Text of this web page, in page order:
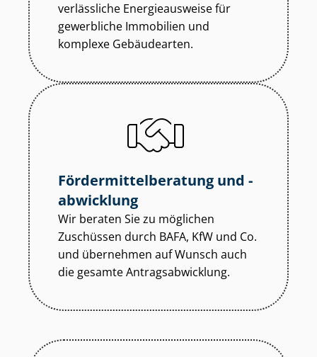
verlässliche Energieausweise für
gewerbliche Immobilien und
komplexe Gebäudearten.
För­der­mit­tel­be­ra­tung und -
abwicklung
Wir beraten Sie zu möglichen
Zuschüssen durch BAFA, KfW und Co.
und übernehmen auf Wunsch auch
die gesamte An­trags­ab­wick­lung.